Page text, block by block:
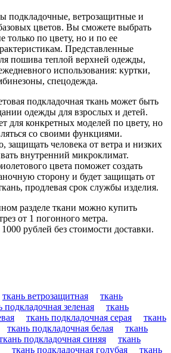
подкладочные, ветрозащитные и
цветов. Вы сможете выбрать
только по цвету, но и по ее
Представленные
пошива теплой верхней одежды,
использования: куртки,
спецодежда.
подкладочная ткань может быть
одежды для взрослых и детей.
для конкретных моделей по цвету, но
со своими функциями.
защищать человека от ветра и низких
внутренний микроклимат.
цвета поможет создать
сторону и будет защищать от
продлевая срок службы изделия.
разделе ткани можно купить
от 1 погонного метра.
рублей без стоимости доставки.
ткань ветрозащитная
ткань
подкладочная зеленая
ткань
ткань подкладочная серая
ткань
ткань подкладочная белая
ткань
подкладочная синяя
ткань
ткань подкладочная голубая ткань